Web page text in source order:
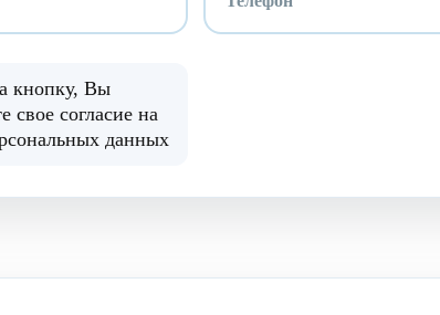
кнопку, Вы
свое согласие на
данных